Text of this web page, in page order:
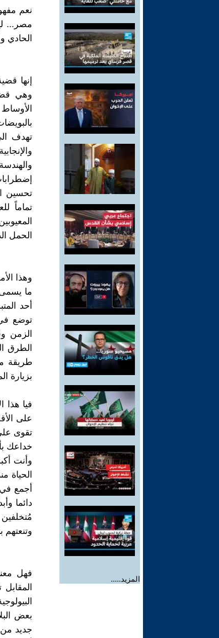
المزيد.....
نعم
مصر...
الحادي
إنها
تهدف
تحسين
تماماً
الحمل
وهذا
ما
أحد
توضع
الزمن
الطرق
طريقة
بزيارة
فيا هذا
تقوى
خداعك
وأنت
الحياة
أجمع
دائما
وتنعتهم
فهل
بعض
جديد من